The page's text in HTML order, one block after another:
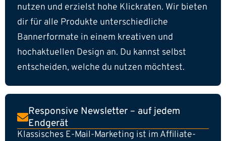
nutzen und erzielst hohe Klickraten. Wir bieten
dir für alle Produkte unterschiedliche
Bannerformate in einem kreativen und
hochaktuellen Design an. Du kannst selbst
entscheiden, welche du nutzen möchtest.
Responsive Newsletter – auf jedem
Endgerät
Klassisches E-Mail-Marketing ist im Affiliate-